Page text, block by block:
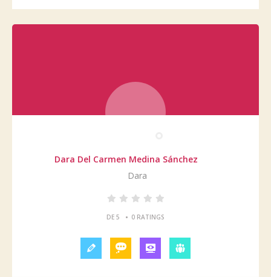
Dara Del Carmen Medina Sánchez
Dara
DE 5 • 0 RATINGS